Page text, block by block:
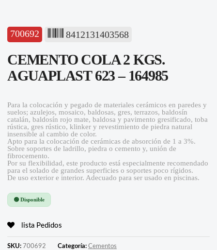
700692 8412131403568
CEMENTO COLA 2 KGS.
AGUAPLAST 623 – 164985
Para la colocación y pegado de materiales cerámicos en paredes y
suelos; azulejos, mosaico, baldosas, gres, terrazos, baldosín
catalán, baldosín rojo mate, baldosa y pavimento gresificado, toba
rústica, gres rústico, klinker y revestimiento de piedra natural
insensible al cambio de color.
Apto para la colocación de cerámicas de absorción de 1 a 3%.
Sobre soportes de ladrillo, piedra o cemento y, unión de
fibrocemento.
Por su flexibilidad, este producto está especialmente recomendado
para el solado de grandes superficies o soportes poco rígidos.
De uso exterior e interior. Adecuado para ser usado en piscinas.
🟢 Disponible
lista Pedidos
SKU: 700692 Categoría: Cementos